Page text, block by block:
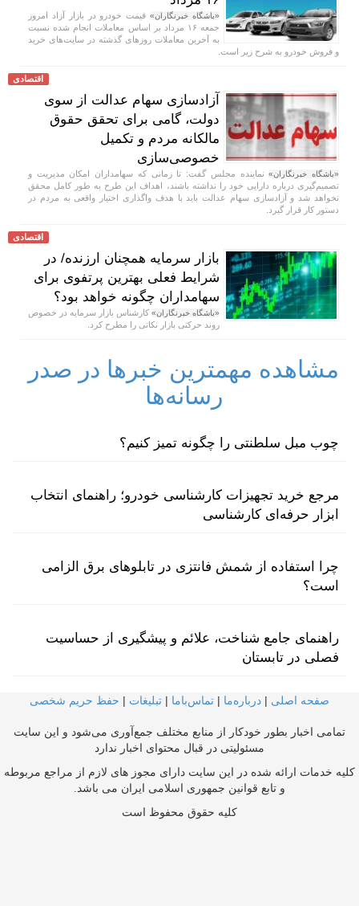
«باشگاه خبرنگاران»قیمت خودرو در بازار آزاد امروز
جمعه ۱۶ مرداد بر اساس معاملات انجام شده نسبت
به آخرین معاملات روز‌های گذشته در سایت‌های خرید
و فروش خودرو به شرح زیر است.
اقتصادی
آزادسازی سهام عدالت از سوی
دولت، گامی برای تحقق حقوق
مالکانه مردم و تکمیل
خصوصی‌سازی
«باشگاه خبرنگاران»نماینده مجلس گفت: تا زمانی که سهامداران امکان مدیریت و
تصمیم‌گیری درباره دارایی خود را نداشته باشند، اهداف این طرح به طور کامل محقق
نخواهد شد و آزادسازی سهام عدالت باید با هدف واگذاری اختیار واقعی به مردم در
دستور کار قرار گیرد.
اقتصادی
بازار سرمایه همچنان ارزنده/ در
شرایط فعلی بهترین پرتفوی برای
سهامداران چگونه خواهد بود؟
«باشگاه خبرنگاران» کارشناس بازار سرمایه در خصوص
روند حرکتی بازار نکاتی را مطرح کرد.
مشاهده مهمترین خبرها در صدر
رسانه‌ها
چوب مبل سلطنتی را چگونه تمیز کنیم؟
مرجع خرید تجهیزات کارشناسی خودرو؛ راهنمای انتخاب
ابزار حرفه‌ای کارشناسی
چرا استفاده از شمش فانتزی در تابلوهای برق الزامی
است؟
راهنمای جامع شناخت، علائم و پیشگیری از حساسیت
فصلی در تابستان
صفحه اصلی | درباره‌ما | تماس‌با‌ما | تبلیغات | حفظ حریم شخصی
تمامی اخبار بطور خودکار از منابع مختلف جمع‌آوری می‌شود و این سایت
مسئولیتی در قبال محتوای اخبار ندارد
کلیه خدمات ارائه شده در این سایت دارای مجوز های لازم از مراجع مربوطه
و تابع قوانین جمهوری اسلامی ایران می باشد.
کلیه حقوق محفوظ است